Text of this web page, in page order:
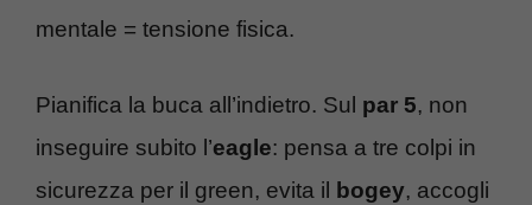
mentale = tensione fisica.
Pianifica la buca all’indietro. Sul par 5, non
inseguire subito l’eagle: pensa a tre colpi in
sicurezza per il green, evita il
bogey, accogli